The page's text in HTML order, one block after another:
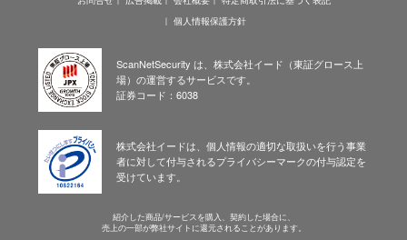
個人情報保護方針
ScanNetSecurity は、株式会社イード（東証グロース上
場）の運営するサービスです。
証券コード：6038
株式会社イードは、個人情報の適切な取扱いを行う事業
者に対して付与されるプライバシーマークの付与認定を
受けています。
紹介した商品/サービスを購入、契約した場合に、
売上の一部が弊社サイトに還元されることがあります。